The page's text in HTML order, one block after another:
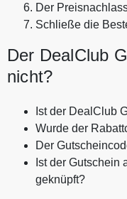
Der
Schließe die
Der DealClub
nicht?
Ist der DealClub
Wurde der
Der
Ist der Gutschein
geknüpft?